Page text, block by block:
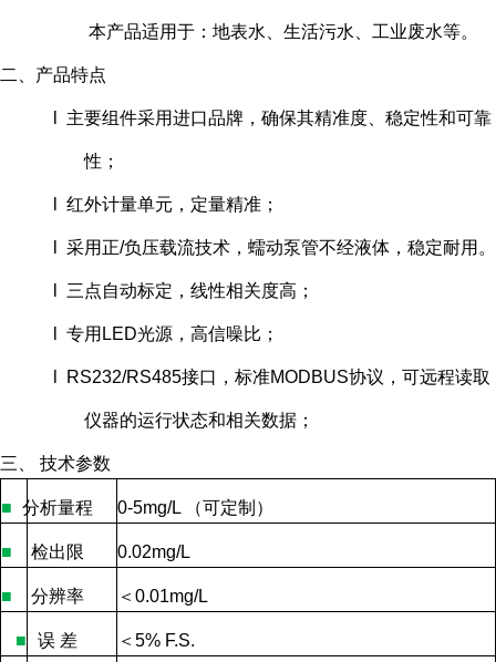
本产品适用于：地表水、生活污水、工业废水等。
二、产品特点
l 主要组件采用进口品牌，确保其精准度、稳定性和可靠
性；
l 红外计量单元，定量精准；
l 采用正/负压载流技术，蠕动泵管不经液体，稳定耐用。
l 三点自动标定，线性相关度高；
l 专用LED光源，高信噪比；
l RS232/RS485接口，标准MODBUS协议，可远程读取
仪器的运行状态和相关数据；
三、 技术参数
■ 分析量程 0-5mg/L （可定制）
■ 检出限 0.02mg/L
■ 分辨率 ＜ 0.01mg/L
■ 误 差 ＜ 5% F.S.